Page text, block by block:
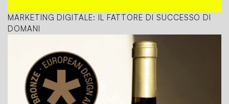
MARKETING DIGITALE: IL FATTORE DI SUCCESSO DI
DOMANI